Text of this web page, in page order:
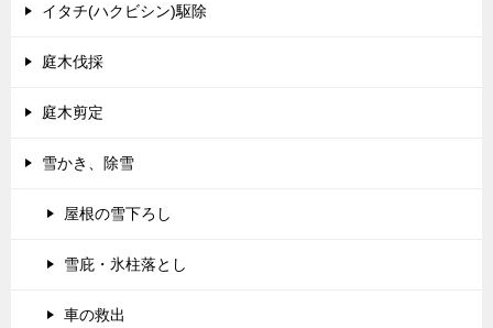
イタチ(ハクビシン)駆除
庭木伐採
庭木剪定
雪かき、除雪
屋根の雪下ろし
雪庇・氷柱落とし
車の救出